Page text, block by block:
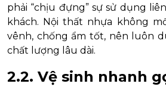
phải “chịu đựng” sự sử dụng
khách. Nội thất nhựa không
vênh, chống ẩm tốt, nên luôn
chất lượng lâu dài.
2.2. Vệ sinh nhanh